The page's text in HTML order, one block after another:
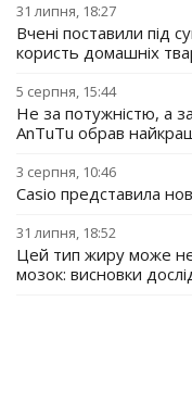
31 липня, 18:27
Вчені поставили під
користь домашніх
5 серпня, 15:44
Не за потужністю, а
AnTuTu обрав
3 серпня, 10:46
Casio представила
31 липня, 18:52
Цей тип жиру може
мозок: висновки